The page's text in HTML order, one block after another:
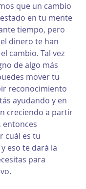
que un cambio
en tu mente
tiempo, pero
dinero te han
cambio. Tal vez
de algo más
mover tu
reconocimiento
ayudando y en
creciendo a partir
entonces
cuál es tu
eso te dará la
para